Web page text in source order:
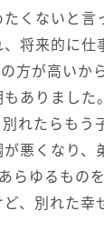
くないと
将来的に
方が高いか
ありまし
れたらもう
悪くなり
らゆるもの
、別れた